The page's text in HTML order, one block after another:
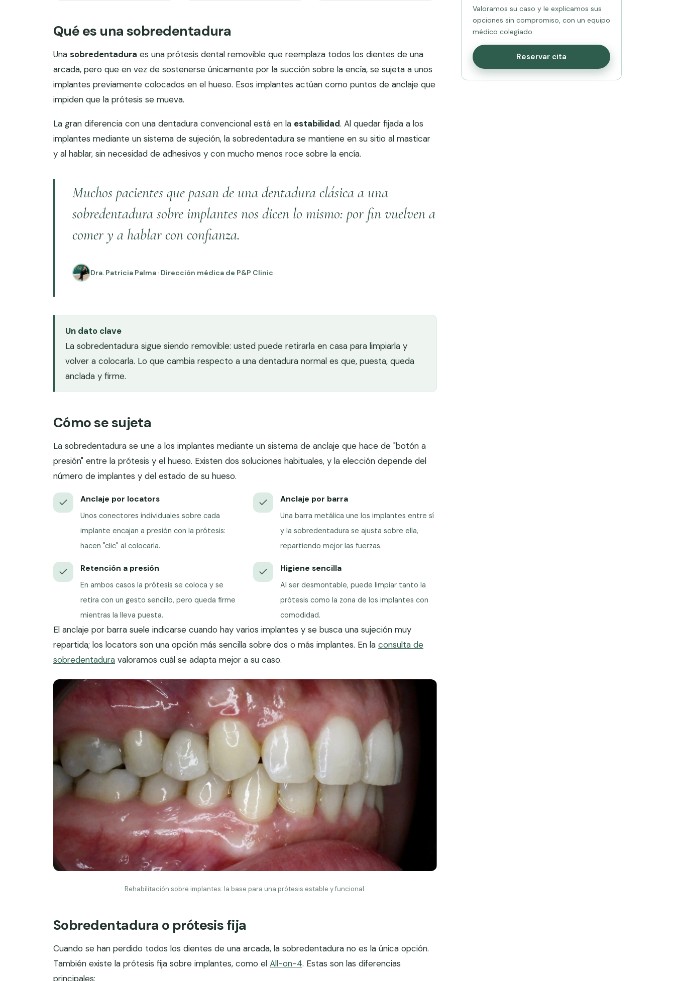
Qué es una sobredentadura
Una sobredentadura es una prótesis dental removible que reemplaza todos los dientes de una
arcada, pero que en vez de sostenerse únicamente por la succión sobre la encía, se sujeta a unos
implantes previamente colocados en el hueso. Esos implantes actúan como puntos de anclaje que
impiden que la prótesis se mueva.
La gran diferencia con una dentadura convencional está en la estabilidad. Al quedar fijada a los
implantes mediante un sistema de sujeción, la sobredentadura se mantiene en su sitio al masticar
y al hablar, sin necesidad de adhesivos y con mucho menos roce sobre la encía.
Muchos pacientes que pasan de una dentadura clásica a una
sobredentadura sobre implantes nos dicen lo mismo: por fin vuelven a
comer y a hablar con confianza.
Dra. Patricia Palma · Dirección médica de P&P Clinic
Un dato clave
La sobredentadura sigue siendo removible: usted puede retirarla en casa para limpiarla y
volver a colocarla. Lo que cambia respecto a una dentadura normal es que, puesta, queda
anclada y firme.
Cómo se sujeta
La sobredentadura se une a los implantes mediante un sistema de anclaje que hace de "botón a
presión" entre la prótesis y el hueso. Existen dos soluciones habituales, y la elección depende del
número de implantes y del estado de su hueso.
Anclaje por locators
Unos conectores individuales sobre cada
implante encajan a presión con la prótesis:
hacen "clic" al colocarla.
Anclaje por barra
Una barra metálica une los implantes entre sí
y la sobredentadura se ajusta sobre ella,
repartiendo mejor las fuerzas.
Retención a presión
En ambos casos la prótesis se coloca y se
retira con un gesto sencillo, pero queda firme
mientras la lleva puesta.
Higiene sencilla
Al ser desmontable, puede limpiar tanto la
prótesis como la zona de los implantes con
comodidad.
El anclaje por barra suele indicarse cuando hay varios implantes y se busca una sujeción muy
repartida; los locators son una opción más sencilla sobre dos o más implantes. En la consulta de
sobredentadura valoramos cuál se adapta mejor a su caso.
Rehabilitación sobre implantes: la base para una prótesis estable y funcional.
Sobredentadura o prótesis fija
Cuando se han perdido todos los dientes de una arcada, la sobredentadura no es la única opción.
También existe la prótesis fija sobre implantes, como el All-on-4. Estas son las diferencias
principales:
Valoramos su caso y le explicamos sus
opciones sin compromiso, con un equipo
médico colegiado.
Reservar cita